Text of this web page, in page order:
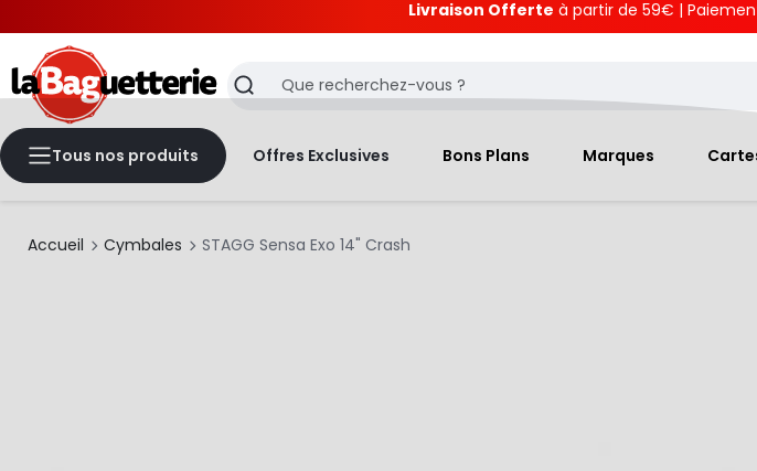
Livraison Offerte à partir de 59€ |
Recherche
Tous nos produits Offres Exclusives Bons Plans Marques
Accueil Cymbales STAGG Sensa Exo 14" Crash